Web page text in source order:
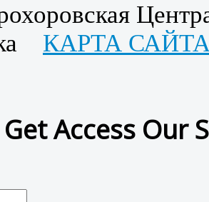
КАРТА
Access Our